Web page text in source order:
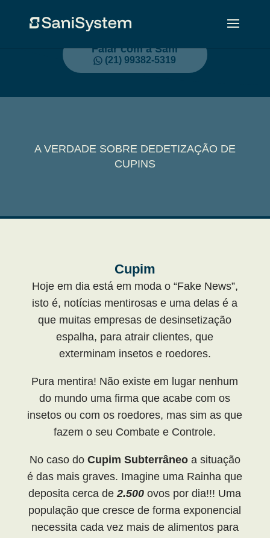
Falar com a Sani
(21) 99382-5319
A VERDADE SOBRE DEDETIZAÇÃO DE
CUPINS
Cupim
Hoje em dia está em moda o “Fake News”,
isto é, notícias mentirosas e uma delas é a
que muitas empresas de desinsetização
espalha, para atrair clientes, que
exterminam insetos e roedores.
Pura mentira! Não existe em lugar nenhum
do mundo uma firma que acabe com os
insetos ou com os roedores, mas sim as que
fazem o seu Combate e Controle.
No caso do Cupim Subterrâneoa situação
é das mais graves. Imagine uma Rainha que
deposita cerca de2.500 ovos por dia!!! Uma
população que cresce de forma exponencial
necessita cada vez mais de alimentos para